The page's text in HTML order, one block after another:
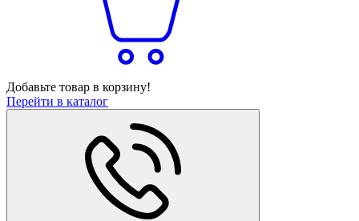
Добавьте товар в корзину!
Перейти в каталог